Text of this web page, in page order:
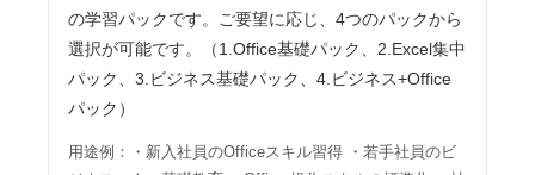
の学習パックです。ご要望に応じ、4つのパックから
選択が可能です。（1.Office基礎パック、2.Excel集中
パック、3.ビジネス基礎パック、4.ビジネス+Office
パック）
用途例：・新入社員のOfficeスキル習得 ・若手社員のビ